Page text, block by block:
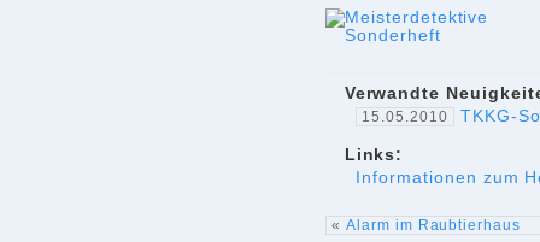
Verwandte
15.05.2010 TKKG-
Links:
Informationen zum
« Alarm im Raubtierhaus